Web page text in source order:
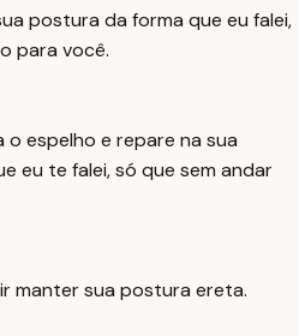
postura da forma que eu falei,
para você.
o espelho e repare na sua
eu te falei, só que sem andar
manter sua postura ereta.